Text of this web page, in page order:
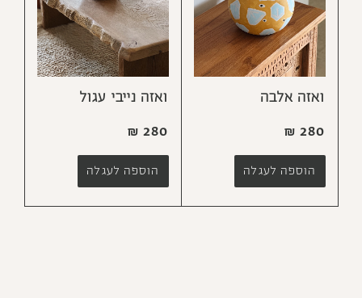
ואזה אלבה
₪ 280
הוספה לעגלה
ואזה נייבי עגול
₪ 280
הוספה לעגלה